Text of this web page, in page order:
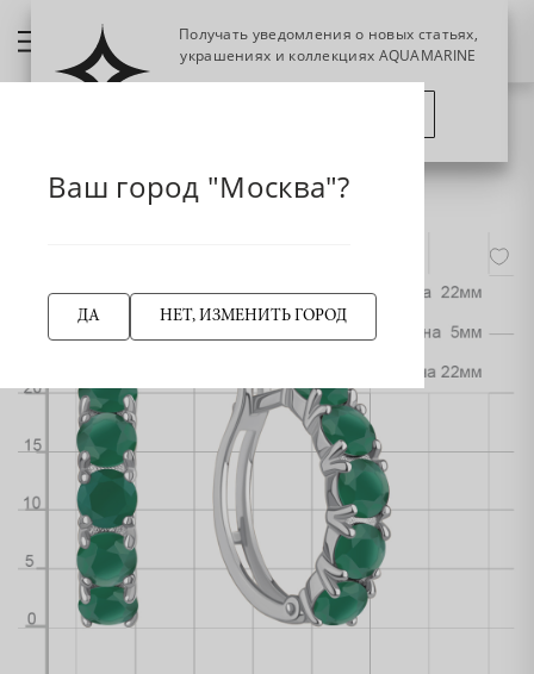
45010509 Серьги из Серебра с агатами
Ваш город "Москва"?
ДА НЕТ, ИЗМЕНИТЬ ГОРОД
Получать уведомления о новых статьях,
украшениях и коллекциях AQUAMARINE